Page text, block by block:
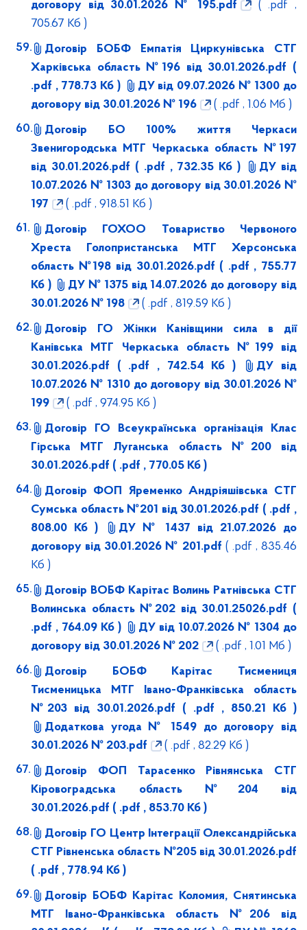
договору від 30.01.2026 № 195.pdf
( .pdf ,
705.67 Кб )
Договір БОБФ Емпатія Циркунівська СТГ
Харківська область №196 від 30.01.2026.pdf (
.pdf , 778.73 Кб )
ДУ від 09.07.2026 № 1300 до
договору від 30.01.2026 № 196
( .pdf , 1.06 Мб )
Договір БО 100% життя Черкаси
Звенигородська МТГ Черкаська область №197
від 30.01.2026.pdf ( .pdf , 732.35 Кб )
ДУ від
10.07.2026 № 1303 до договору від 30.01.2026 №
197
( .pdf , 918.51 Кб )
Договір ГОХОО Товариство Червоного
Хреста Голопристанська МТГ Херсонська
область №198 від 30.01.2026.pdf ( .pdf , 755.77
Кб )
ДУ № 1375 від 14.07.2026 до договору від
30.01.2026 № 198
( .pdf , 819.59 Кб )
Договір ГО Жінки Канівщини сила в дії
Канівська МТГ Черкаська область №199 від
30.01.2026.pdf ( .pdf , 742.54 Кб )
ДУ від
10.07.2026 № 1310 до договору від 30.01.2026 №
199
( .pdf , 974.95 Кб )
Договір ГО Всеукраїнська організація Клас
Гірська МТГ Луганська область №200 від
30.01.2026.pdf ( .pdf , 770.05 Кб )
Договір ФОП Яременко Андріяшівська СТГ
Сумська область №201 від 30.01.2026.pdf ( .pdf ,
808.00 Кб )
ДУ № 1437 від 21.07.2026 до
договору від 30.01.2026 № 201.pdf ( .pdf , 835.46
Кб )
Договір ВОБФ Карітас Волинь Ратнівська СТГ
Волинська область №202 від 30.01.25026.pdf (
.pdf , 764.09 Кб )
ДУ від 10.07.2026 № 1304 до
договору від 30.01.2026 № 202
( .pdf , 1.01 Мб )
Договір БОБФ Карітас Тисмениця
Тисменицька МТГ Івано-Франківська область
№203 від 30.01.2026.pdf ( .pdf , 850.21 Кб )
Додаткова угода № 1549 до договору від
30.01.2026 № 203.pdf
( .pdf , 82.29 Кб )
Договір ФОП Тарасенко Рівнянська СТГ
Кіровоградська область №204 від
30.01.2026.pdf ( .pdf , 853.70 Кб )
Договір ГО Центр Інтеграції Олександрійська
СТГ Рівненська область №205 від 30.01.2026.pdf
( .pdf , 778.94 Кб )
Договір БОБФ Карітас Коломия, Снятинська
МТГ Івано-Франківська область №206 від